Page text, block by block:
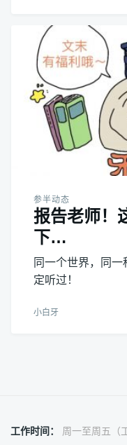
参半动态
报告老师！
下…
同一个世界，同
定听过！
小白牙
工作时间： 周一至周五（